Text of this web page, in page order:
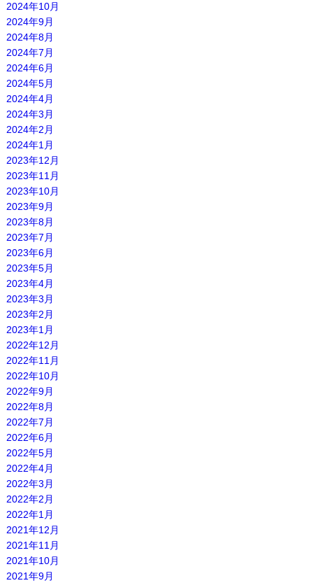
2024年10月
2024年9月
2024年8月
2024年7月
2024年6月
2024年5月
2024年4月
2024年3月
2024年2月
2024年1月
2023年12月
2023年11月
2023年10月
2023年9月
2023年8月
2023年7月
2023年6月
2023年5月
2023年4月
2023年3月
2023年2月
2023年1月
2022年12月
2022年11月
2022年10月
2022年9月
2022年8月
2022年7月
2022年6月
2022年5月
2022年4月
2022年3月
2022年2月
2022年1月
2021年12月
2021年11月
2021年10月
2021年9月